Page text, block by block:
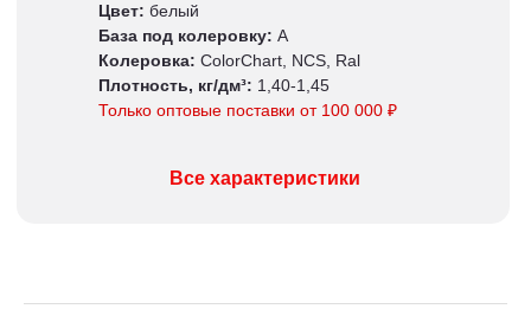
Все характеристики
Цвет: белый
База под колеровку: А
Колеровка: ColorChart, NCS, Ral
Плотность, кг/дм³: 1,40-1,45
Только оптовые поставки от 100 000 ₽